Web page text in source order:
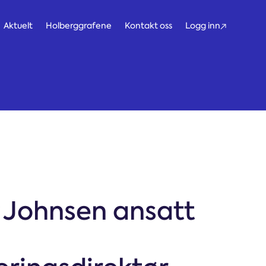
Aktuelt Holberggrafene Kontakt oss Logg inn
ansatt